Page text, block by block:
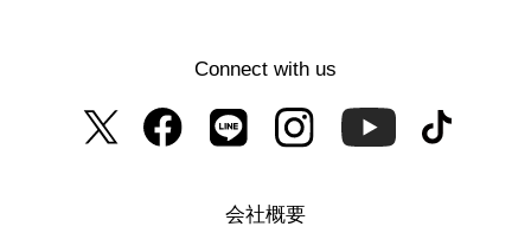
Connect with us
会社概要